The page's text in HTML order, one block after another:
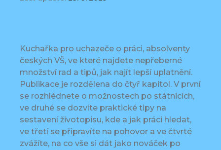
Kuchařka pro uchazeče o práci, absolventy
českých VŠ, ve které najdete nepřeberné
množství rad a tipů, jak najít lepší uplatnění.
Publikace je rozdělena do čtyř kapitol. V první
se rozhlédnete o možnostech po státnicích,
ve druhé se dozvíte praktické tipy na
sestavení životopisu, kde a jak práci hledat,
ve třetí se připravíte na pohovor a ve čtvrté
zvážíte, na co vše si dát jako nováček po